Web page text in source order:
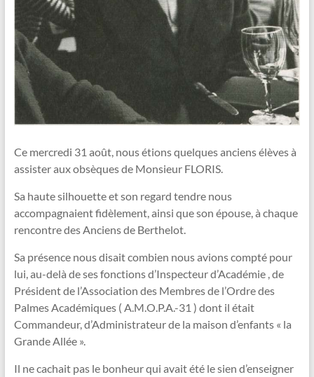
Ce mercredi 31 août, nous étions quelques anciens élèves à
assister aux obsèques de Monsieur FLORIS.
Sa haute silhouette et son regard tendre nous
accompagnaient fidèlement, ainsi que son épouse, à chaque
rencontre des Anciens de Berthelot.
Sa présence nous disait combien nous avions compté pour
lui, au-delà de ses fonctions d’Inspecteur d’Académie , de
Président de l’Association des Membres de l’Ordre des
Palmes Académiques ( A.M.O.P.A.-31 ) dont il était
Commandeur, d’Administrateur de la maison d’enfants « la
Grande Allée ».
Il ne cachait pas le bonheur qui avait été le sien d’enseigner